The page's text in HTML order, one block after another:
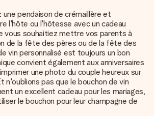
une pendaison de crémaillère et
l'hôte ou l'hôtesse avec un cadeau
vous souhaitiez mettre vos parents à
de la fête des pères ou de la fête des
vin personnalisé est toujours un bon
convient également aux anniversaires
une photo du couple heureux sur
n'oublions pas que le bouchon de vin
un excellent cadeau pour les mariages,
le bouchon pour leur champagne de